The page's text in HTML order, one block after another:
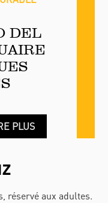
DEL
PLUS
réservé aux adultes.